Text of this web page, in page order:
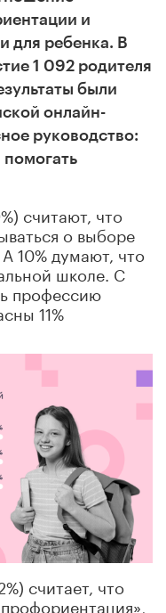
и
для ребенка. В
1 092 родителя
были
онлайн-
руководство:
помогать
считают, что
о выборе
10% думают, что
школе. С
профессию
11%
считает, что